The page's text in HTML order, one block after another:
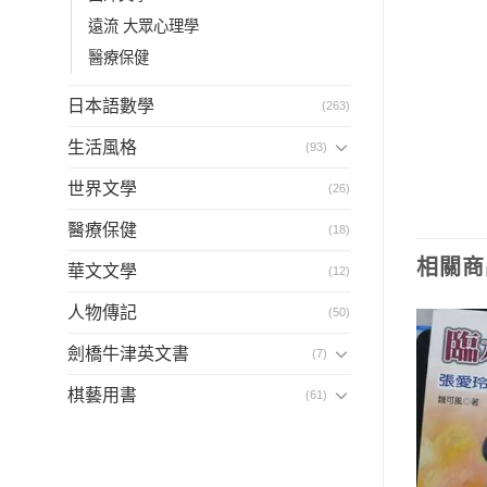
遠流 大眾心理學
醫療保健
日本語數學 (263)
生活風格 (93)
世界文學 (26)
醫療保健 (18)
華文文學 (12)
人物傳記 (50)
劍橋牛津英文書 (7)
棋藝用書 (61)
相關